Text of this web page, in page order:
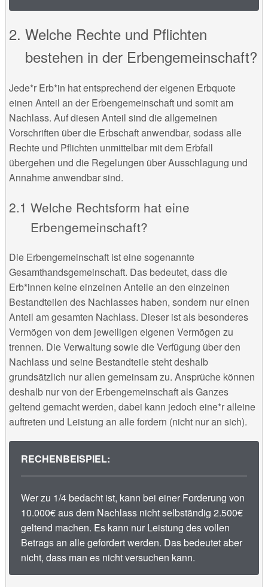
Welche Rechte und Pflichten
bestehen in der Erbengemeinschaft?
Jede*r Erb*in hat entsprechend der eigenen Erbquote
einen Anteil an der Erbengemeinschaft und somit am
Nachlass. Auf diesen Anteil sind die allgemeinen
Vorschriften über die Erbschaft anwendbar, sodass alle
Rechte und Pflichten unmittelbar mit dem Erbfall
übergehen und die Regelungen über Ausschlagung und
Annahme anwendbar sind.
Welche Rechtsform hat eine
Erbengemeinschaft?
Die Erbengemeinschaft ist eine sogenannte
Gesamthandsgemeinschaft. Das bedeutet, dass die
Erb*innen keine einzelnen Anteile an den einzelnen
Bestandteilen des Nachlasses haben, sondern nur einen
Anteil am gesamten Nachlass. Dieser ist als besonderes
Vermögen von dem jeweiligen eigenen Vermögen zu
trennen. Die Verwaltung sowie die Verfügung über den
Nachlass und seine Bestandteile steht deshalb
grundsätzlich nur allen gemeinsam zu. Ansprüche können
deshalb nur von der Erbengemeinschaft als Ganzes
geltend gemacht werden, dabei kann jedoch eine*r alleine
auftreten und Leistung an alle fordern (nicht nur an sich).
RECHENBEISPIEL:
Wer zu 1/4 bedacht ist, kann bei einer Forderung von
10.000€ aus dem Nachlass nicht selbständig 2.500€
geltend machen. Es kann nur Leistung des vollen
Betrags an alle gefordert werden. Das bedeutet aber
nicht, dass man es nicht versuchen kann.